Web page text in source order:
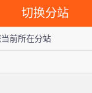
切换分站
前所在分站